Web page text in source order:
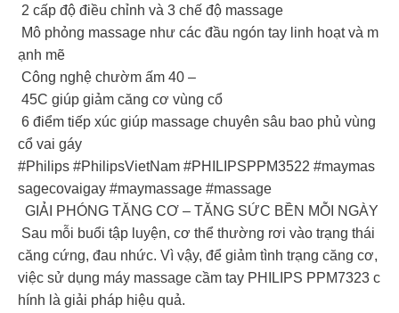
2 cấp độ điều chỉnh và 3 chế độ massage
Mô phỏng massage như các đầu ngón tay linh hoạt và m
ạnh mẽ
Công nghệ chườm ấm 40 –
45C giúp giảm căng cơ vùng cổ
6 điểm tiếp xúc giúp massage chuyên sâu bao phủ vùng
cổ vai gáy
#Philips #PhilipsVietNam #PHILIPSPPM3522 #maymas
sagecovaigay #maymassage #massage
GIẢI PHÓNG TĂNG CƠ – TĂNG SỨC BỀN MỖI NGÀY
Sau mỗi buổi tập luyện, cơ thể thường rơi vào trạng thái
căng cứng, đau nhức. Vì vậy, để giảm tình trạng căng cơ,
việc sử dụng máy massage cầm tay PHILIPS PPM7323 c
hính là giải pháp hiệu quả.